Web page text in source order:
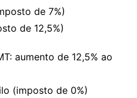
de 7%)
de 12,5%)
aumento de 12,5% ao
(imposto de 0%)